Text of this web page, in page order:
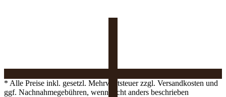
* Alle Preise inkl. gesetzl. Mehrwertsteuer zzgl. Versandkosten und
ggf. Nachnahmegebühren, wenn nicht anders beschrieben